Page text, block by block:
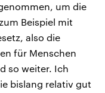
um die
Beispiel mit
also die
für Menschen
so weiter. Ich
bislang relativ gut